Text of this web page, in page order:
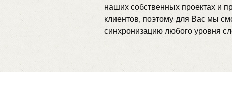
наших собственных проектах и
клиентов, поэтому для Вас мы
синхронизацию любого уровня